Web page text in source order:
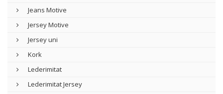
Jeans Motive
Jersey Motive
Jersey uni
Kork
Lederimitat
Lederimitat Jersey